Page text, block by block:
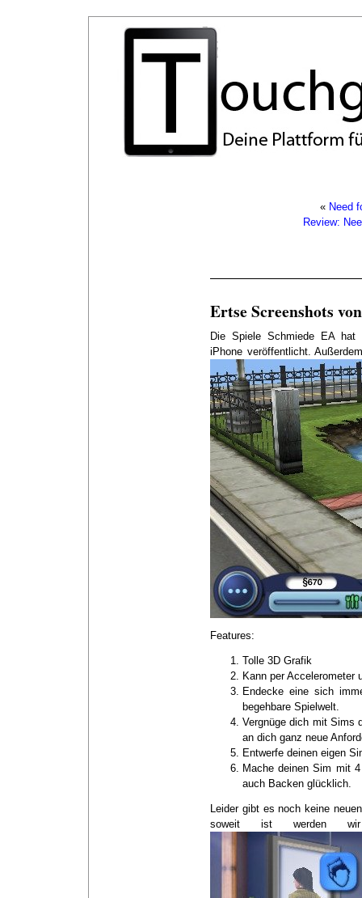
« Need
Review:
Ertse Screenshots
Die Spiele Schmiede EA
iPhone veröffentlicht.
Features:
Tolle 3D Grafik
Kann per Accelerometer
Endecke eine sich
begehbare Spielwelt.
Vergnüge dich mit Sims
an dich ganz neue
Entwerfe deinen eigen
Mache deinen Sim mit
auch Backen glücklich.
Leider gibt es noch keine
soweit ist werden